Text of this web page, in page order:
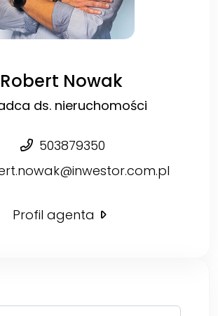
Robert Nowak
ds. nieruchomości
503879350
Profil agenta